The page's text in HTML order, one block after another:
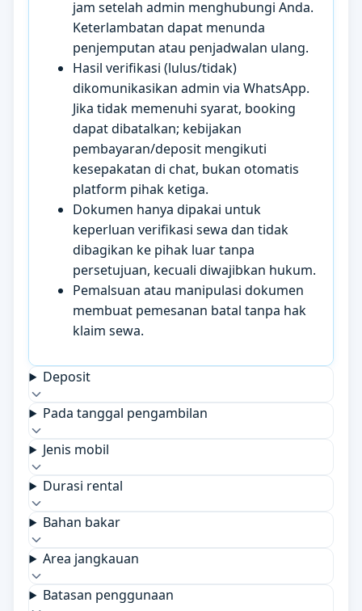
jam setelah admin menghubungi Anda.
Keterlambatan dapat menunda
penjemputan atau penjadwalan ulang.
Hasil verifikasi (lulus/tidak)
dikomunikasikan admin via WhatsApp.
Jika tidak memenuhi syarat, booking
dapat dibatalkan; kebijakan
pembayaran/deposit mengikuti
kesepakatan di chat, bukan otomatis
platform pihak ketiga.
Dokumen hanya dipakai untuk
keperluan verifikasi sewa dan tidak
dibagikan ke pihak luar tanpa
persetujuan, kecuali diwajibkan hukum.
Pemalsuan atau manipulasi dokumen
membuat pemesanan batal tanpa hak
klaim sewa.
Deposit
Pada tanggal pengambilan
Jenis mobil
Durasi rental
Bahan bakar
Area jangkauan
Batasan penggunaan